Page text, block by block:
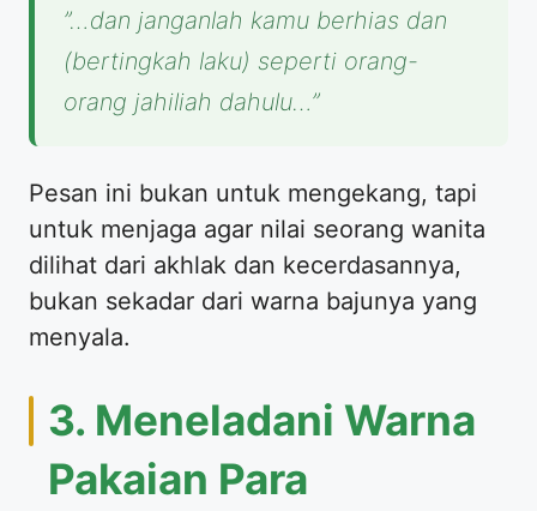
​”…dan janganlah kamu berhias dan
(bertingkah laku) seperti orang-
orang jahiliah dahulu…”
​Pesan ini bukan untuk mengekang, tapi
untuk menjaga agar nilai seorang wanita
dilihat dari akhlak dan kecerdasannya,
bukan sekadar dari warna bajunya yang
menyala.
​3. Meneladani Warna
Pakaian Para